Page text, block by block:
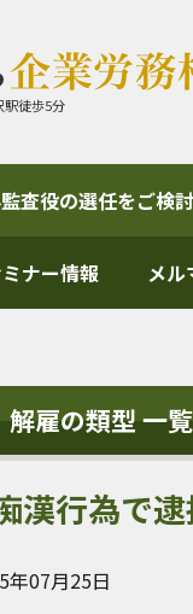
徒歩5分
査役の選任をご検
ナー情報 メル
解雇の類型 一覧
漢行為で
年07月25日